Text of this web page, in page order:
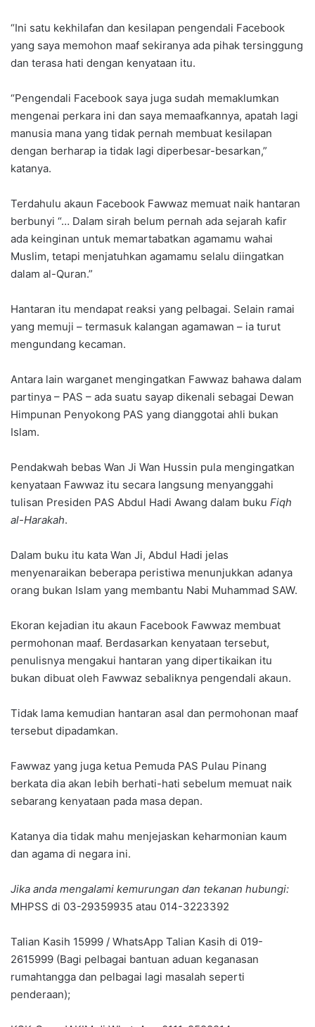
“Ini satu kekhilafan dan kesilapan pengendali Facebook
yang saya memohon maaf sekiranya ada pihak tersinggung
dan terasa hati dengan kenyataan itu.
“Pengendali Facebook saya juga sudah memaklumkan
mengenai perkara ini dan saya memaafkannya, apatah lagi
manusia mana yang tidak pernah membuat kesilapan
dengan berharap ia tidak lagi diperbesar-besarkan,”
katanya.
Terdahulu akaun Facebook Fawwaz memuat naik hantaran
berbunyi “… Dalam sirah belum pernah ada sejarah kafir
ada keinginan untuk memartabatkan agamamu wahai
Muslim, tetapi menjatuhkan agamamu selalu diingatkan
dalam al-Quran.”
Hantaran itu mendapat reaksi yang pelbagai. Selain ramai
yang memuji – termasuk kalangan agamawan – ia turut
mengundang kecaman.
Antara lain warganet mengingatkan Fawwaz bahawa dalam
partinya – PAS – ada suatu sayap dikenali sebagai Dewan
Himpunan Penyokong PAS yang dianggotai ahli bukan
Islam.
Pendakwah bebas Wan Ji Wan Hussin pula mengingatkan
kenyataan Fawwaz itu secara langsung menyanggahi
tulisan Presiden PAS Abdul Hadi Awang dalam buku Fiqh
al-Harakah.
Dalam buku itu kata Wan Ji, Abdul Hadi jelas
menyenaraikan beberapa peristiwa menunjukkan adanya
orang bukan Islam yang membantu Nabi Muhammad SAW.
Ekoran kejadian itu akaun Facebook Fawwaz membuat
permohonan maaf. Berdasarkan kenyataan tersebut,
penulisnya mengakui hantaran yang dipertikaikan itu
bukan dibuat oleh Fawwaz sebaliknya pengendali akaun.
Tidak lama kemudian hantaran asal dan permohonan maaf
tersebut dipadamkan.
Fawwaz yang juga ketua Pemuda PAS Pulau Pinang
berkata dia akan lebih berhati-hati sebelum memuat naik
sebarang kenyataan pada masa depan.
Katanya dia tidak mahu menjejaskan keharmonian kaum
dan agama di negara ini.
Jika anda mengalami kemurungan dan tekanan hubungi:
MHPSS di 03-29359935 atau 014-3223392
Talian Kasih 15999 / WhatsApp Talian Kasih di 019-
2615999 (Bagi pelbagai bantuan aduan keganasan
rumahtangga dan pelbagai lagi masalah seperti
penderaan);